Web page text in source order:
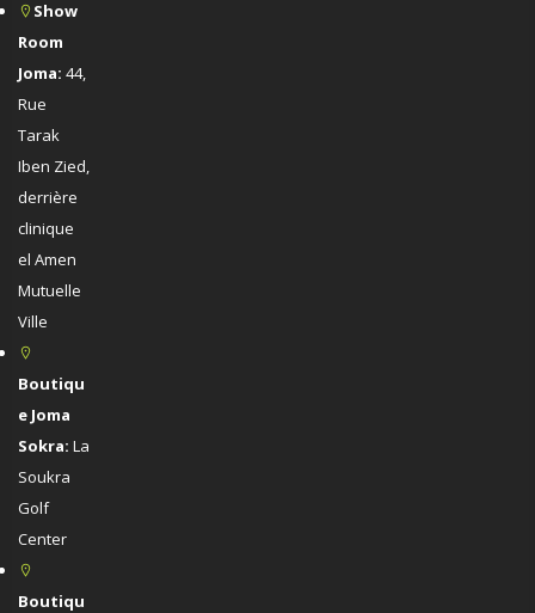
Show
Room
Joma: 44,
Rue
Tarak
Iben Zied,
derrière
clinique
el Amen
Mutuelle
Ville
Boutiqu
e Joma
Sokra: La
Soukra
Golf
Center
Boutiqu